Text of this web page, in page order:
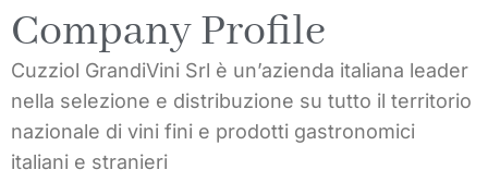
Company Profile
Cuzziol GrandiVini Srl è un’azienda italiana leader
nella selezione e distribuzione su tutto il territorio
nazionale di vini fini e prodotti gastronomici
italiani e stranieri